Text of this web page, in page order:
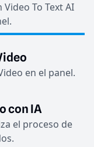
To Text AI
en el panel.
con IA
el proceso de